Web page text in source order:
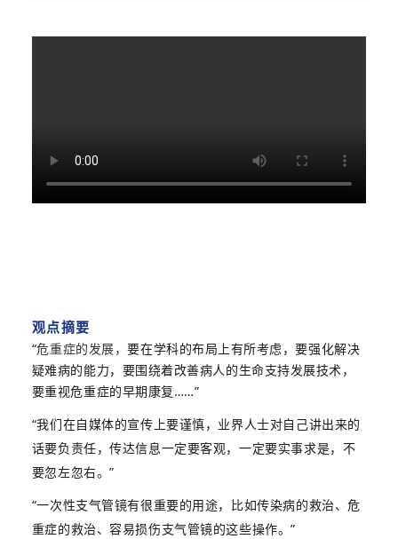
观点摘要
“危重症的发展，要在学科的布局上有所考虑，要强化解决
疑难病的能力，要围绕着改善病人的生命支持发展技术，
要重视危重症的早期康复……”
“我们在自媒体的宣传上要谨慎，业界人士对自 己讲出来的
话要负责任，传达信息一定要客观，一定要实事求是，不
要忽左忽右。”
“一次性支气管镜有很重要的用途，比如传染病的救治、危
重症的救治、容易损伤支气管镜的这些操作。”